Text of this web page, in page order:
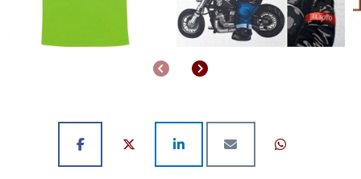
AnteriorSiguiente